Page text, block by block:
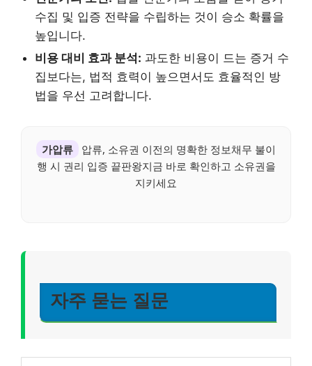
수집 및 입증 전략을 수립하는 것이 승소 확률을
높입니다.
비용 대비 효과 분석: 과도한 비용이 드는 증거 수
집보다는, 법적 효력이 높으면서도 효율적인 방
법을 우선 고려합니다.
가압류
압류, 소유권 이전의 명확한 정보채무 불이
행 시 권리 입증 끝판왕지금 바로 확인하고 소유권을
지키세요
자주 묻는 질문